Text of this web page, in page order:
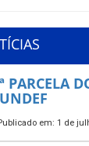
PARCELA
em: 1 de